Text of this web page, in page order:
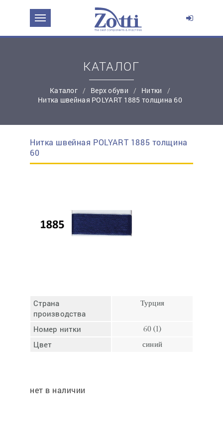
простую регистрацию
КАТАЛОГ
Каталог Верх обуви
Нитки
Нитка швейная POLYART 1885 толщина 60
Нитка швейная POLYART 1885 толщина
60
Страна
производства
Турция
Номер нитки 60 (1)
Цвет синий
нет в наличии
ЗАДАТЬ ВОПРОС О ПРОДУКТЕ
Эл. почта:*
Контактный телефон:*
Ваш вопрос: